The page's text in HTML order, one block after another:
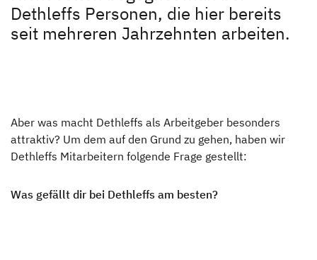
Unternehmen
Unternehmen
Karriere
Stellenangebote
Dethleffs Personen, die hier bereits
seit mehreren Jahrzehnten arbeiten.
Aber was macht Dethleffs als Arbeitgeber besonders
attraktiv? Um dem auf den Grund zu gehen, haben wir
Dethleffs Mitarbeitern folgende Frage gestellt:
Was gefällt dir bei Dethleffs am besten?
Dethleffs Händlersuche
Finde den Dethleffs Händler in deiner Nähe